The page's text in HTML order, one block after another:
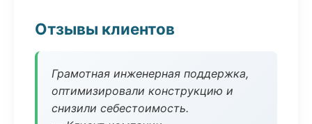
Отзывы клиентов
Грамотная инженерная поддержка,
оптимизировали конструкцию и
снизили себестоимость.